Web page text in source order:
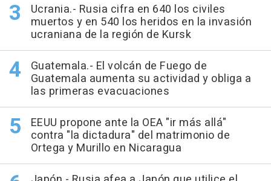
Ucrania.- Rusia cifra en 640 los civiles
muertos y en 540 los heridos en la invasión
ucraniana de la región de Kursk
Guatemala.- El volcán de Fuego de
Guatemala aumenta su actividad y obliga a
las primeras evacuaciones
EEUU propone ante la OEA "ir más allá"
contra "la dictadura" del matrimonio de
Ortega y Murillo en Nicaragua